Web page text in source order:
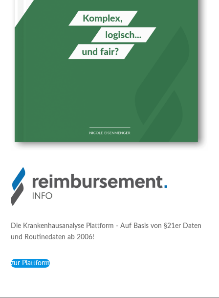
Die Krankenhausanalyse Plattform - Auf Basis von §21er Daten
und Routinedaten ab 2006!
zur Plattform